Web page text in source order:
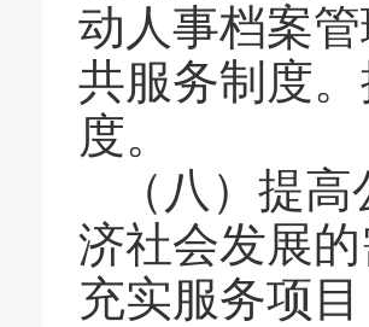
动人事档案
共服务制度
度。
（八）提
济社会发展
充实服务项